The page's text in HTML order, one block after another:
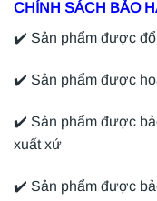
CHÍNH SÁCH BẢO
✔️ Sản phẩm được
✔️ Sản phẩm được
✔️ Sản phẩm được
xuất xứ
✔️ Sản phẩm được